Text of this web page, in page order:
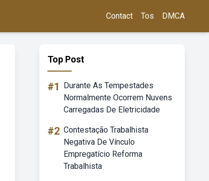
Contact Tos DMCA
Top Post
#1
Durante As Tempestades
Normalmente Ocorrem Nuvens
Carregadas De Eletricidade
#2 Contestação Trabalhista
Negativa De Vínculo
Empregatício Reforma
Trabalhista